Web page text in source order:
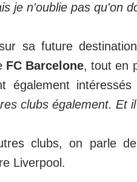
je n'oublie pas qu'on
sa future
FC Barcelone, tout en
également intéressés
clubs également. Et
clubs, on parle
Liverpool.